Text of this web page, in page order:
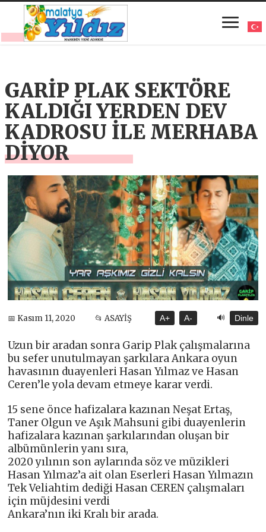
GARİP PLAK SEKTÖRE
KALDIĞI YERDEN DEV
KADROSU İLE MERHABA
DİYOR
📅 Kasım 11, 2020 📂 ASAYİŞ A+ A- 🔊 Dinle
Uzun bir aradan sonra Garip Plak çalışmalarına
bu sefer unutulmayan şarkılara Ankara oyun
havasının duayenleri Hasan Yılmaz ve Hasan
Ceren’le yola devam etmeye karar verdi.
15 sene önce hafizalara kazınan Neşat Ertaş,
Taner Olgun ve Aşık Mahsuni gibi duayenlerin
hafizalara kazınan şarkılarından oluşan bir
albümünlerin yanı sıra,
2020 yılının son aylarında söz ve müzikleri
Hasan Yılmaz’a ait olan Eserleri Hasan Yılmazın
Tek Veliahtim dediği Hasan CEREN çalışmaları
için müjdesini verdi
Ankara’nın iki Kralı bir arada.